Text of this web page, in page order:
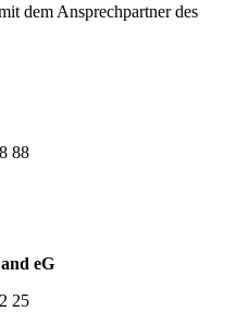
dem Ansprechpartner des
88
eG
25